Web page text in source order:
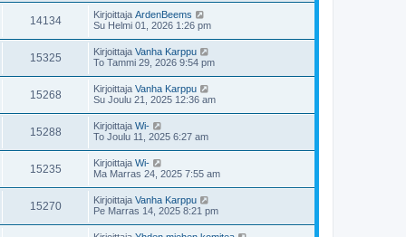
14134 Kirjoittaja ArdenBeems
Su Helmi 01, 2026 1:26 pm
15325 Kirjoittaja Vanha Karppu
To Tammi 29, 2026 9:54 pm
15268 Kirjoittaja Vanha Karppu
Su Joulu 21, 2025 12:36 am
15288 Kirjoittaja Wi-
To Joulu 11, 2025 6:27 am
15235 Kirjoittaja Wi-
Ma Marras 24, 2025 7:55 am
15270 Kirjoittaja Vanha Karppu
Pe Marras 14, 2025 8:21 pm